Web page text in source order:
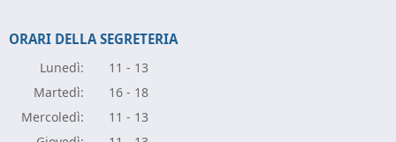
ORARI DELLA SEGRETERIA
Lunedì:
11 - 13
Martedì:
16 - 18
Mercoledì:
11 - 13